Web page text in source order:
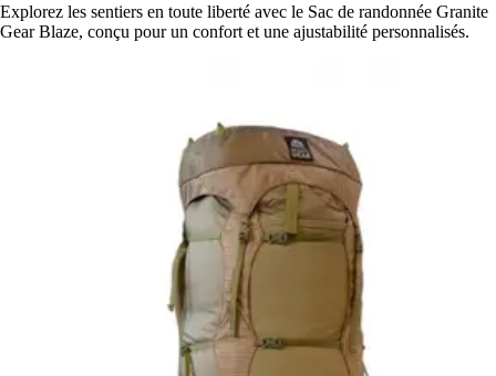
Explorez les sentiers en toute liberté avec le Sac de randonnée Granite
Gear Blaze, conçu pour un confort et une ajustabilité personnalisés.